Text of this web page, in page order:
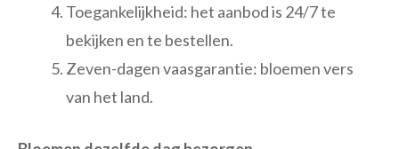
Toegankelijkheid: het aanbod is 24/7 te
bekijken en te bestellen.
Zeven-dagen vaasgarantie: bloemen vers
van het land.